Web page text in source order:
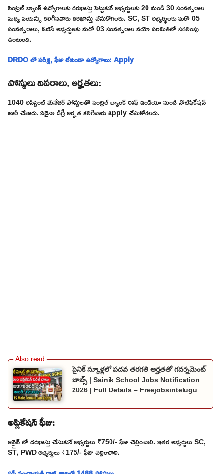
సెంట్రల్ బ్యాంక్ ఉద్యోగాలకు దరఖాస్తు పెట్టుకునే అభ్యర్థులకు 20 నుండి 30 సంవత్సరాల
మధ్య వయస్సు కలిగినవారు దరఖాస్తు చేసుకోగలరు. SC, ST అభ్యర్థులకు మరో 05
సంవత్సరాలు, ఓబీసీ అభ్యర్థులకు మరో 03 సంవత్సరాల వయో పరిమితిలో సడలింపు
ఉంటుంది.
DRDO లో పరీక్ష, ఫీజు లేకుండా ఉద్యోగాలు: Apply
పోస్టులు వివరాలు, అర్హతలు:
1040 అసిస్టెంట్ మేనేజర్ పోస్టులతో సెంట్రల్ బ్యాంక్ ఈఫ్ ఇండియా నుండి నోటిఫికేషన్
జారీ చేశారు. ఏదైనా డిగ్రీ అర్హత కలిగివారు apply చేసుకోగలరు.
సైనిక్ స్కూళ్లలో పదవ తరగతి అర్హతతో గవర్నమెంట్
జాబ్స్ | Sainik School Jobs Notification
2026 | Full Details – Freejobsintelugu
అప్లికేషన్ ఫీజు:
ఆన్లైన్ లో దరఖాస్తు చేసుకునే అభ్యర్థులు ₹750/- ఫీజు చెల్లించాలి. ఇతర అభ్యర్థులు SC,
ST, PWD అభ్యర్థులు ₹175/- ఫీజు చెల్లించాలి.